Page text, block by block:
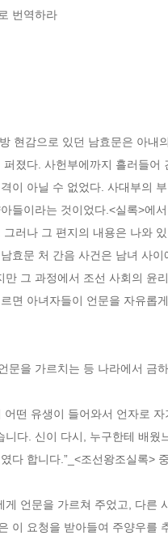
번역하라
현감으로 있던 남효문은 아
졌다. 사헌부에까지 흘러들
이 아닐 수 없었다. 사대부의
들이라는 것이었다.<실록>에
러나 그 편지의 내용은 나와
효문 처 간음 사건은 남녀 사
만 그 과정에서 조선 사회의 윤
면 아녀자들이 언문을 자유롭
문을 가르치는 등 나라에서
어떤 유생이 들어와서 언자로
다. 신이 다시, 누구한테 배웠
다 합니다.”_<조선왕조실록>
게 언문을 가르쳐 주었고, 다른
이 요청을 받아들여 주양우를